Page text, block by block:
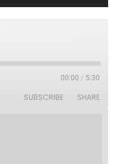
00:00 / 5:30
SUBSCRIBE SHARE